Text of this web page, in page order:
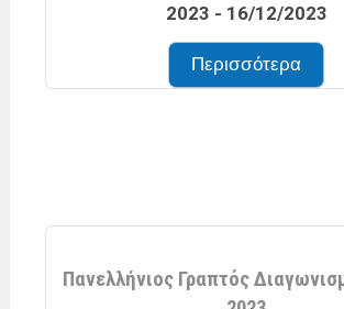
2023 - 16/​12/​2023
Περισσότερα
Πανελλήνιος Γραπτός